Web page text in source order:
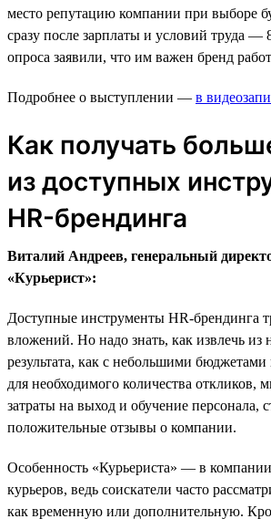
место репутацию компании при выборе
сразу после зарплаты и условий труда —
опроса заявили, что им важен бренд
Подробнее о выступлении — в
Как получать
из доступных
HR-брендинга
Виталий Андреев, генеральный
«Курьерист»:
Доступные инструменты HR-брендинга
вложений. Но надо знать, как извлечь
результата, как с небольшими
для необходимого количества откликов,
затраты на выход и обучение персонала,
положительные отзывы о компании.
Особенность «Курьериста» — в
курьеров, ведь соискатели часто
как временную или дополнительную.